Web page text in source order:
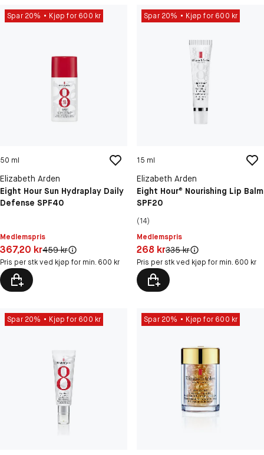
Spar 20% Kjøp for 600 kr
50 ml
Elizabeth Arden
Eight Hour Sun Hydraplay Daily
Defense SPF40
Medlemspris
Pris: 367,20 kr
367,20 krOriginal pris:
459 kr
Pris per stk ved kjøp for min. 600 kr
Spar 20% Kjøp for 600 kr
15 ml
Elizabeth Arden
Eight Hour® Nourishing Lip Balm
SPF20
(14)
Medlemspris
Pris: 268 kr
268 krOriginal pris:
335 kr
Pris per stk ved kjøp for min. 600 kr
Spar 20% Kjøp for 600 kr Spar 20% Kjøp for 600 kr